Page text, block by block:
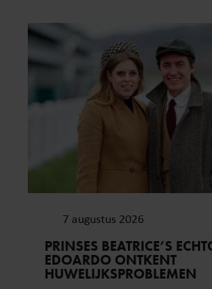
7 augustus 2026
PRINSES BEATRICE’S
EDOARDO ONTKENT
HUWELIJKSPROBLEMEN